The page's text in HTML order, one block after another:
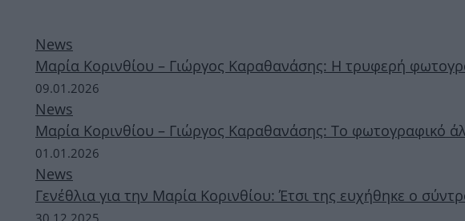
News
Μαρία Κορινθίου – Γιώργος Καραθανάσης: Η τρυφερή
09.01.2026
News
Μαρία Κορινθίου – Γιώργος Καραθανάσης: Το φωτογραφικό
01.01.2026
News
Γενέθλια για την Μαρία Κορινθίου: Έτσι της ευχήθηκε ο
30.12.2025